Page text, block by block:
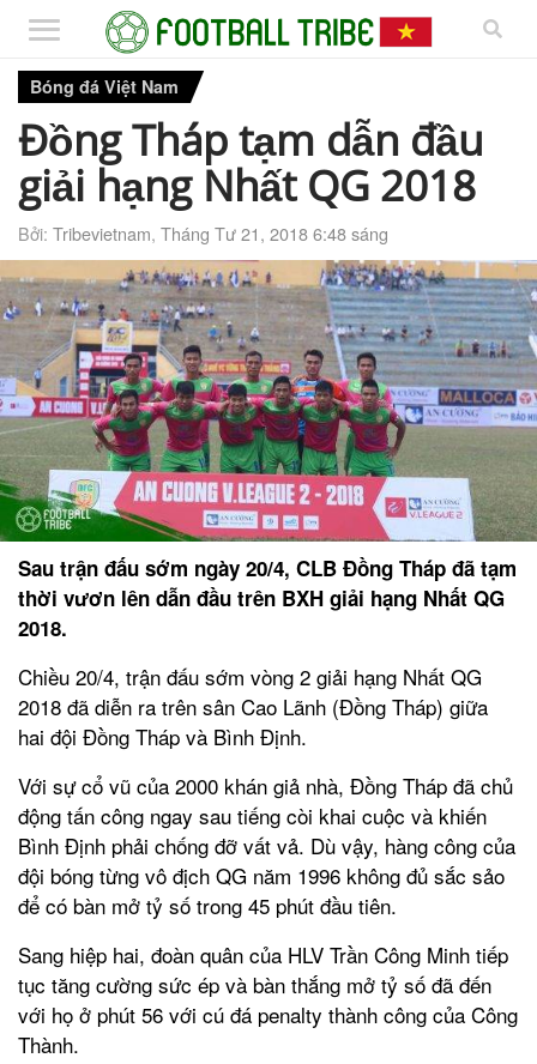
Bóng đá Việt Nam
Đồng Tháp tạm dẫn đầu
giải hạng Nhất QG 2018
Bởi: Tribevietnam, Tháng Tư 21, 2018 6:48 sáng
Sau trận đấu sớm ngày 20/4, CLB Đồng Tháp đã tạm
thời vươn lên dẫn đầu trên BXH giải hạng Nhất QG
2018.
Chiều 20/4, trận đấu sớm vòng 2 giải hạng Nhất QG
2018 đã diễn ra trên sân Cao Lãnh (Đồng Tháp) giữa
hai đội Đồng Tháp và Bình Định.
Với sự cổ vũ của 2000 khán giả nhà, Đồng Tháp đã chủ
động tấn công ngay sau tiếng còi khai cuộc và khiến
Bình Định phải chống đỡ vất vả. Dù vậy, hàng công của
đội bóng từng vô địch QG năm 1996 không đủ sắc sảo
để có bàn mở tỷ số trong 45 phút đầu tiên.
Sang hiệp hai, đoàn quân của HLV Trần Công Minh tiếp
tục tăng cường sức ép và bàn thắng mở tỷ số đã đến
với họ ở phút 56 với cú đá penalty thành công của Công
Thành.